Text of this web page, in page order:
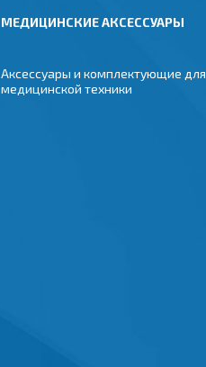
МЕДИЦИНСКИЕ АКСЕССУАРЫ
Аксессуары и комплектующие для
медицинской техники